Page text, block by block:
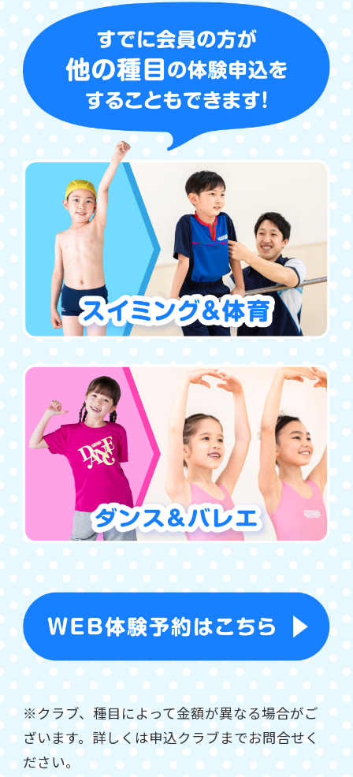
※クラブ、種目によって金額が異なる場合がご
ざいます。詳しくは申込クラブまでお問合せく
ださい。